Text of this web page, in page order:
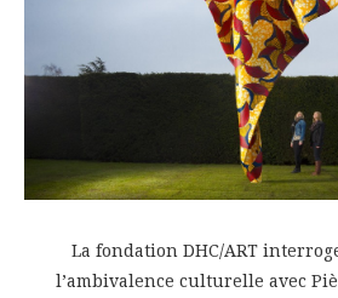
La fondation DHC/ART
l’ambivalence culturelle avec